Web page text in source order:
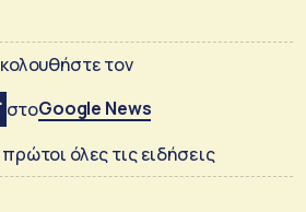
τον
στοGoogle News
όλες τις ειδήσεις